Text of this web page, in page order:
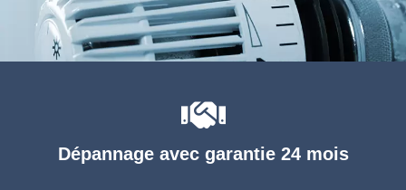
Dépannage avec garantie 24 mois